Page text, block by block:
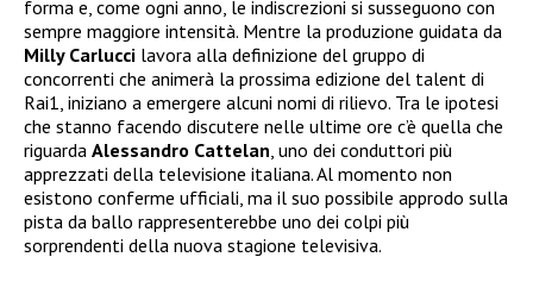
forma e, come ogni anno, le indiscrezioni si susseguono con
sempre maggiore intensità. Mentre la produzione guidata da
Milly Carlucci lavora alla definizione del gruppo di
concorrenti che animerà la prossima edizione del talent di
Rai1, iniziano a emergere alcuni nomi di rilievo. Tra le ipotesi
che stanno facendo discutere nelle ultime ore c’è quella che
riguarda Alessandro Cattelan, uno dei conduttori più
apprezzati della televisione italiana. Al momento non
esistono conferme ufficiali, ma il suo possibile approdo sulla
pista da ballo rappresenterebbe uno dei colpi più
sorprendenti della nuova stagione televisiva.